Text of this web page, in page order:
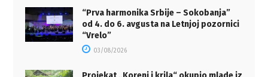
“Prva harmonika Srbije – Sokobanja”
od 4. do 6. avgusta na Letnjoj pozornici
“Vrelo”
03/08/2026